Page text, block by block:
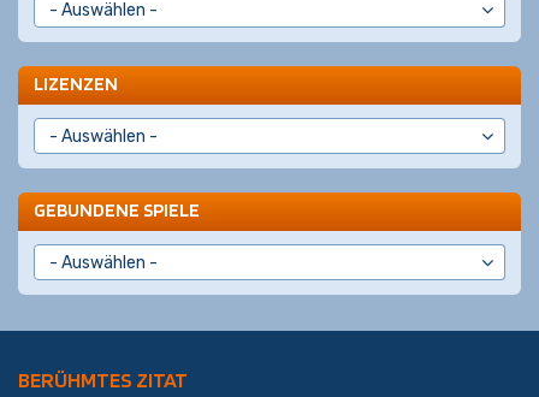
LIZENZEN
GEBUNDENE SPIELE
BERÜHMTES ZITAT